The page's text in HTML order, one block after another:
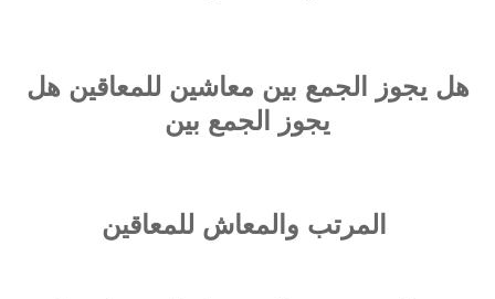
هل يجوز الجمع بين معاشين للمعاقين هل
يجوز الجمع بين
المرتب والمعاش للمعاقين